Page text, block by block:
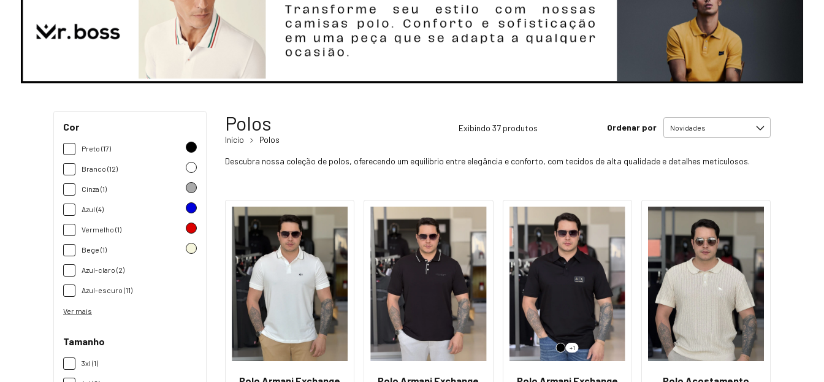
Cor
Preto (17)
Branco (12)
Cinza (1)
Azul (4)
Vermelho (1)
Bege (1)
Azul-claro (2)
Azul-escuro (11)
Ver mais
Tamanho
3xl (1)
Polos
Início Polos
Exibindo 37 produtos Ordenar por
Descubra nossa coleção de polos, oferecendo um equilíbrio entre elegância e conforto, com tecidos de alta qualidade e detalhes meticulosos.
+1